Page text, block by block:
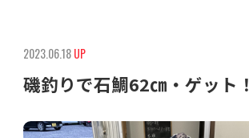
2023.06.18UP
磯釣りで石鯛62㎝・ゲット！